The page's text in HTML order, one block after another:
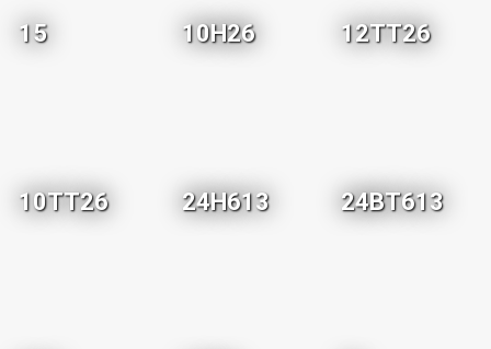
15 10H26 12TT26
10TT26 24H613 24BT613